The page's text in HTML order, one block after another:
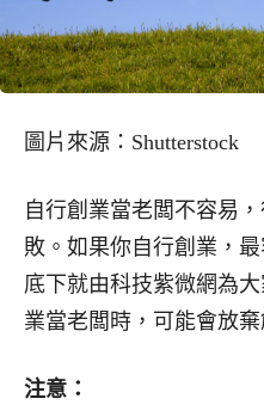
圖片來源：Shutterstock
自行創業當老闆不容易
敗。如果你自行創業，
底下就由科技紫微網為
業當老闆時，可能會放棄
注意：